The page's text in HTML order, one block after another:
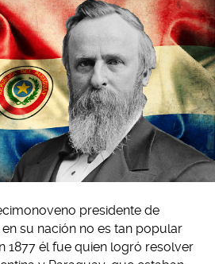
presidente de
su nación no es tan popular
1877 él fue quien logró resolver